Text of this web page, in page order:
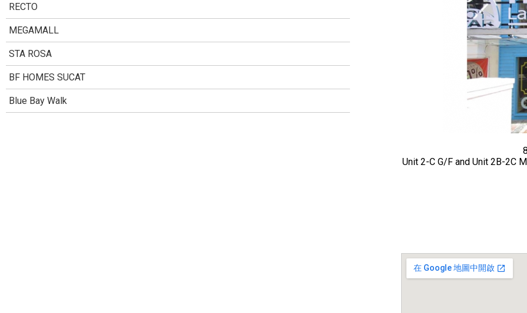
RECTO
MEGAMALL
STA ROSA
BF HOMES SUCAT
Blue Bay Walk
Unit 2-C G/F and Unit 2B-2C